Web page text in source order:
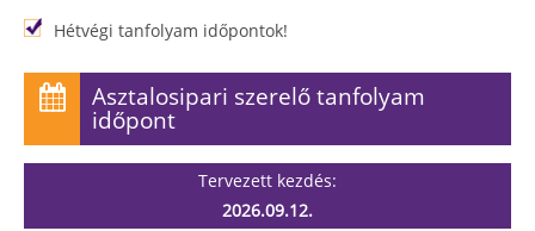
Hétvégi tanfolyam időpontok!
Asztalosipari szerelő tanfolyam
időpont
Tervezett kezdés:
2026.09.12.